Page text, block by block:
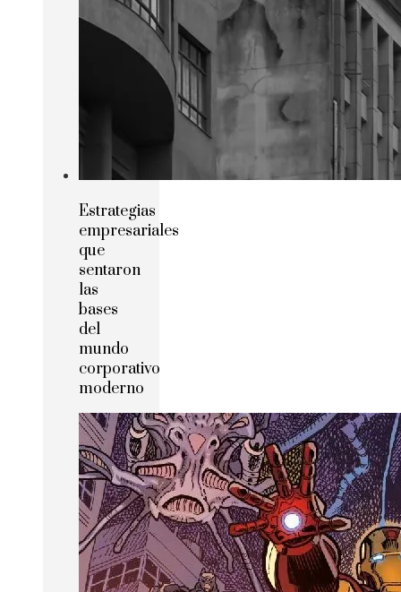
Estrategias
empresariales
que
sentaron
las
bases
del
mundo
corporativo
moderno